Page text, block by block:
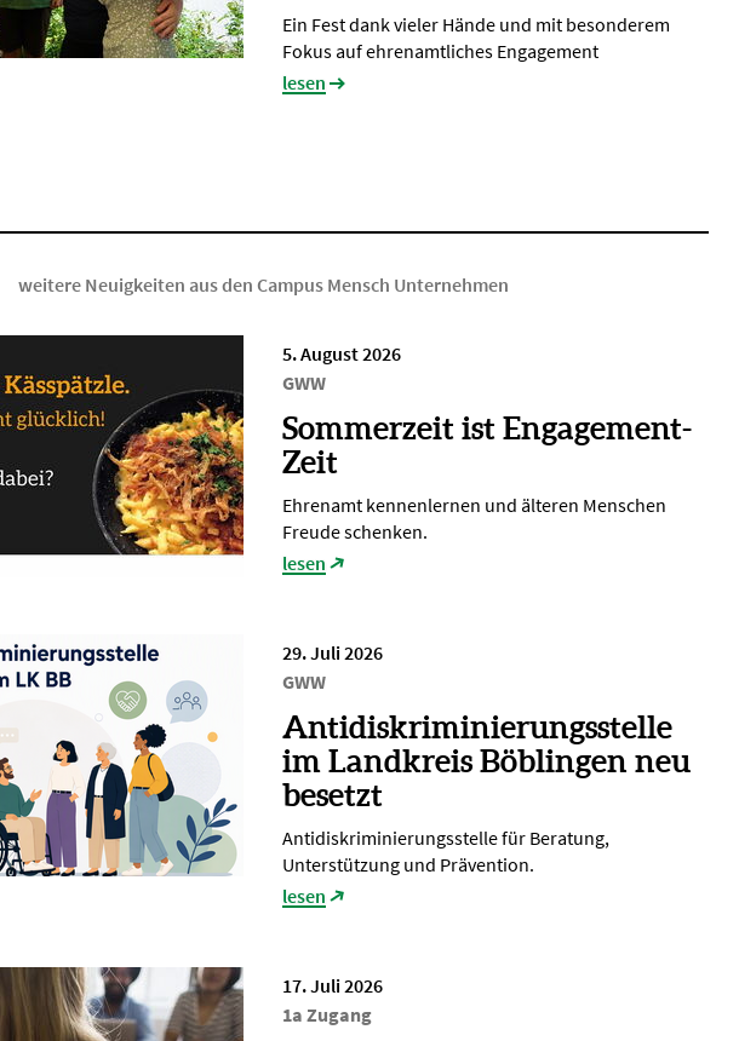
Ein Fest dank vieler Hände und mit besonderem
Fokus auf ehrenamtliches Engagement
lesen
weitere Neuigkeiten aus den Campus Mensch Unternehmen
5. August 2026
GWW
Sommerzeit ist Engagement-
Zeit
Ehrenamt kennenlernen und älteren Menschen
Freude schenken.
lesen
29. Juli 2026
GWW
Antidiskriminierungsstelle
im Landkreis Böblingen neu
besetzt
Antidiskriminierungsstelle für Beratung,
Unterstützung und Prävention.
lesen
17. Juli 2026
1a Zugang